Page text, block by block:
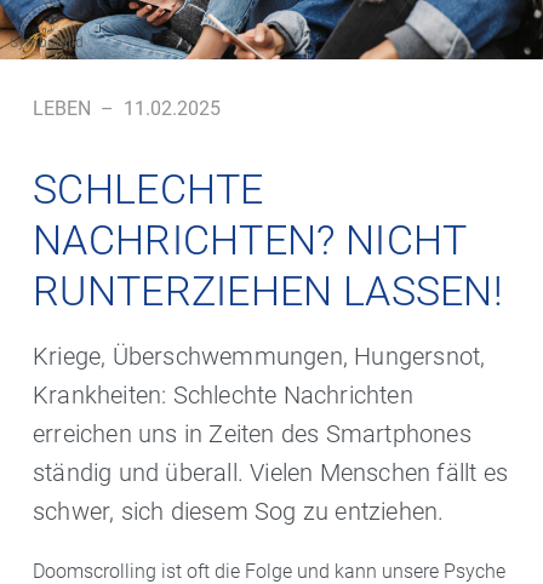
Symbolbild
LEBEN – 11.02.2025
SCHLECHTE
NACHRICHTEN? NICHT
RUNTERZIEHEN LASSEN!
Kriege, Überschwemmungen, Hungersnot,
Krankheiten: Schlechte Nachrichten
erreichen uns in Zeiten des Smartphones
ständig und überall. Vielen Menschen fällt es
schwer, sich diesem Sog zu entziehen.
Doomscrolling ist oft die Folge und kann unsere Psyche